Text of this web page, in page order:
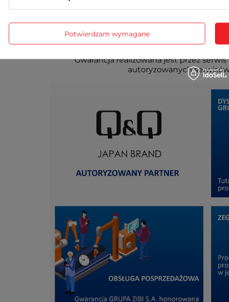
Gwarancja realizowana jest przez
autoryzowanych
Potwierdzam wymagane